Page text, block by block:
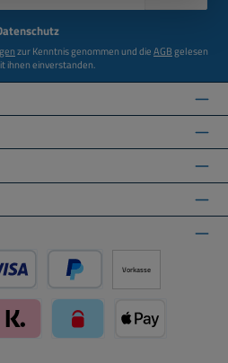
zur Kenntnis genommen und dieAGBgelesen
ihnen einverstanden.
oder Debitkarte über PayPal
Später Bezahlen über PayPal
Vorkasse